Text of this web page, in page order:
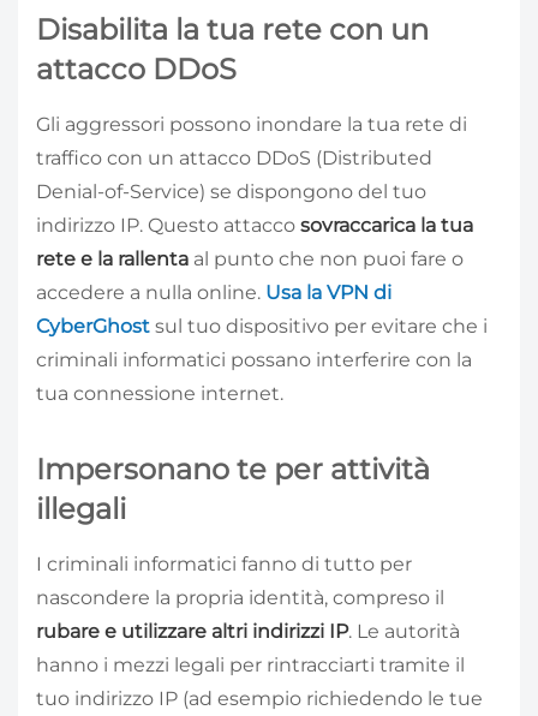
Disabilita la tua rete con un
attacco DDoS
Gli aggressori possono inondare la tua rete di
traffico con un attacco DDoS (Distributed
Denial-of-Service) se dispongono del tuo
indirizzo IP. Questo attacco sovraccarica la tua
rete e la rallenta al punto che non puoi fare o
accedere a nulla online. Usa la VPN di
CyberGhost sul tuo dispositivo per evitare che i
criminali informatici possano interferire con la
tua connessione internet.
Impersonano te per attività
illegali
I criminali informatici fanno di tutto per
nascondere la propria identità, compreso il
rubare e utilizzare altri indirizzi IP. Le autorità
hanno i mezzi legali per rintracciarti tramite il
tuo indirizzo IP (ad esempio richiedendo le tue